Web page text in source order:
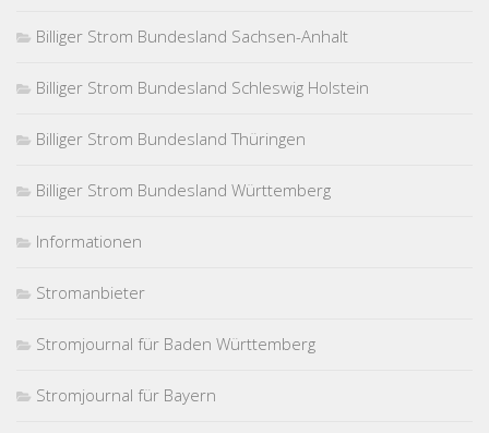
Billiger Strom Bundesland Sachsen-Anhalt
Billiger Strom Bundesland Schleswig Holstein
Billiger Strom Bundesland Thüringen
Billiger Strom Bundesland Württemberg
Informationen
Stromanbieter
Stromjournal für Baden Württemberg
Stromjournal für Bayern